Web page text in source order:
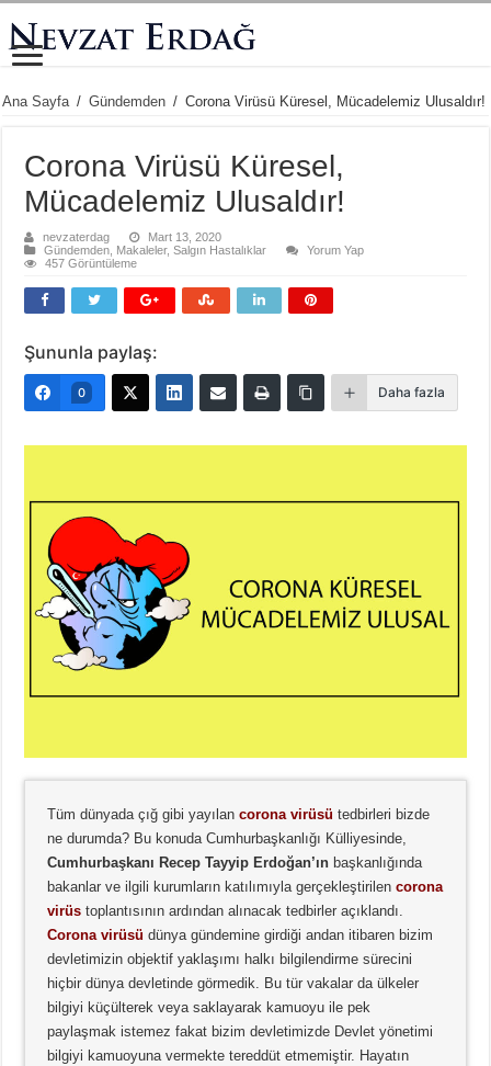
Ana Sayfa / Gündemden / Corona Virüsü Küresel, Mücadelemiz Ulusaldır!
Corona Virüsü Küresel,
Mücadelemiz Ulusaldır!
nevzaterdag
Mart 13, 2020
Gündemden Makaleler,Salgın Hastalıklar
Yorum Yap
457 Görüntüleme
Şununla paylaş:
0 Daha fazla
Tüm dünyada çığ gibi yayılancorona virüsü tedbirleri bizde
ne durumda? Bu konuda Cumhurbaşkanlığı Külliyesinde,
Cumhurbaşkanı Recep Tayyip Erdoğan’ın başkanlığında
bakanlar ve ilgili kurumların katılımıyla gerçekleştirilencorona
virüs toplantısının ardından alınacak tedbirler açıklandı.
Corona virüsü dünya gündemine girdiği andan itibaren bizim
devletimizin objektif yaklaşımı halkı bilgilendirme sürecini
hiçbir dünya devletinde görmedik. Bu tür vakalar da ülkeler
bilgiyi küçülterek veya saklayarak kamuoyu ile pek
paylaşmak istemez fakat bizim devletimizde Devlet yönetimi
bilgiyi kamuoyuna vermekte tereddüt etmemiştir. Hayatın